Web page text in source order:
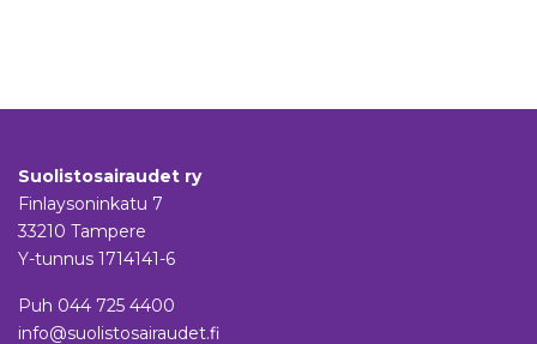
Suolistosairaudet ry
Finlaysoninkatu 7
33210 Tampere
Y-tunnus 1714141-6
Puh 044 725 4400
info@suolistosairaudet.fi